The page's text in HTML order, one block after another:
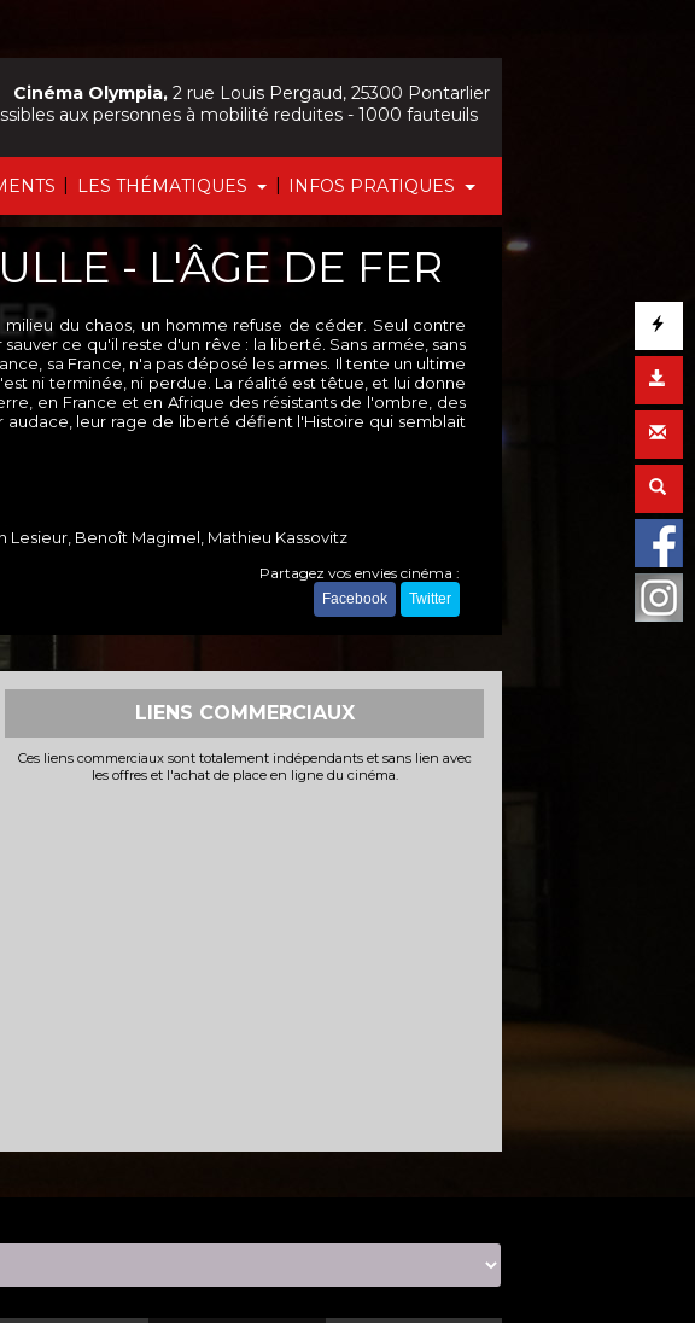
| LES THÉMATIQUES | INFOS PRATIQUES
Cinéma Olympia, 2 rue Louis Pergaud, 25300 Pontarlier
aux personnes à mobilité reduites - 1000 fauteuils
- L'ÂGE DE FER
milieu du chaos, un homme refuse de céder. Seul contre
ce qu'il reste d'un rêve : la liberté. Sans armée, sans
sa France, n'a pas déposé les armes. Il tente un ultime
ni terminée, ni perdue. La réalité est têtue, et lui donne
en France et en Afrique des résistants de l'ombre, des
audace, leur rage de liberté défient l'Histoire qui semblait
Lesieur, Benoît Magimel, Mathieu Kassovitz
Partagez vos envies cinéma :
Facebook Twitter
LIENS COMMERCIAUX
Ces liens commerciaux sont totalement indépendants et sans lien avec
les offres et l'achat de place en ligne du cinéma.